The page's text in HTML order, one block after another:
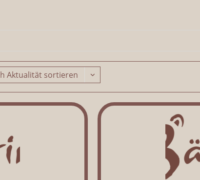
Aktualität sortieren